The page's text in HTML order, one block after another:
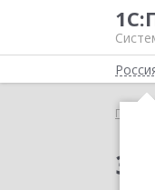
Главная